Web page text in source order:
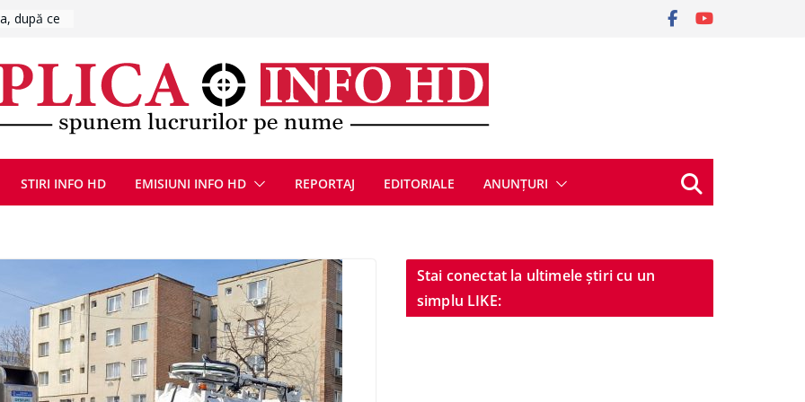
fum
8 august
la Uricani.
din
cu
STIRI INFO HD EMISIUNI INFO HD REPORTAJ EDITORIALE ANUNȚURI
Stai conectat la ultimele știri cu un
simplu LIKE: